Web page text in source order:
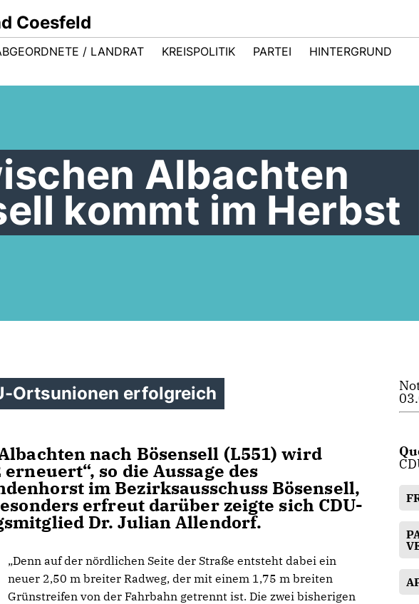
Coesfeld
/ LANDRAT KREISPOLITIK PARTEI HINTERGRUND
Albachten
kommt im Herbst
Ortsunionen erfolgreich
nach Bösensell (L551) wird
so die Aussage des
im Bezirksausschuss Bösensell,
erfreut darüber zeigte sich CDU-
Dr. Julian Allendorf.
Denn auf der nördlichen Seite der Straße entsteht dabei ein
neuer 2,50 m breiter Radweg, der mit einem 1,75 m breiten
Grünstreifen von der Fahrbahn getrennt ist. Die zwei bisherigen